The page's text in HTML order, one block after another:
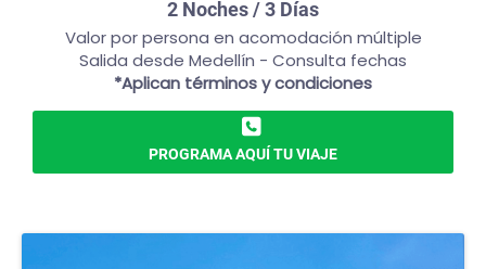
2 Noches / 3 Días
Valor por persona en acomodación múltiple
Salida desde Medellín - Consulta fechas
*Aplican términos y condiciones
PROGRAMA AQUÍ TU VIAJE